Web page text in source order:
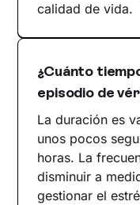
calidad de vida.
¿Cuánto
episodio de
La duración es
unos pocos
horas. La
disminuir a
gestionar el